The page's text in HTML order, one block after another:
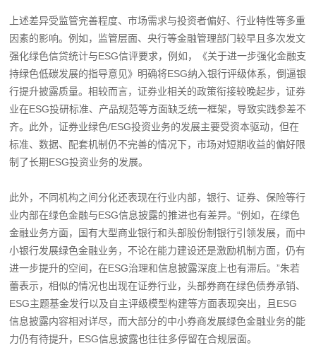
上述差异受监管完善程度、市场需求与投资者偏好、行业特性等多重
因素的影响。例如，监管层面、央行等金融管理部门较早且多次发文
强化绿色信贷统计与ESG信评要求，例如，《关于进一步强化金融支
持绿色低碳发展的指导意见》明确将ESG纳入银行评级体系，倒逼银
行提升披露质量。相较而言，证券业相关的政策衔接较晚起步，证券
业在ESG投研标准、产品规范等方面缺乏统一框架，导致实践参差不
齐。此外，证券业绿色/ESG投资业务的发展主要受资本驱动，但在
标准、数据、配套机制仍不完善的情况下，市场对短期收益的偏好限
制了长期ESG投资业务的发展。
此外，不同机构之间分化还表现在行业内部，银行、证券、保险等行
业内部在绿色金融与ESG信息披露的推进也有差异。“例如，在绿色
金融业务方面，国有大型商业银行和头部股份制银行引领发展，而中
小银行发展绿色金融业务，不论在能力建设还是激励机制方面，仍有
进一步提升的空间，在ESG治理和信息披露深度上也有滞后。”朱若
蕾表示，相似的情况也出现在证券行业，头部券商在绿色债券承销、
ESG主题基金发行以及自主评级模型构建等方面表现突出，且ESG
信息披露内容相对详尽，而大部分的中小券商发展绿色金融业务的能
力仍有待提升，ESG信息披露也往往多停留在合规层面。